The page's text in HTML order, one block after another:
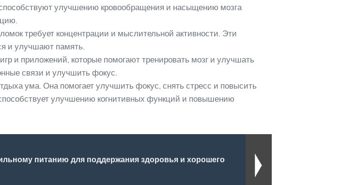
улучшению кровообращения и насыщению мозга
требует концентрации и мыслительной активности. Эти
и улучшают память.
и приложений, которые помогают тренировать мозг и улучшать
связи и улучшить фокус.
ума. Она помогает улучшить фокус, снять стресс и повысить
улучшению когнитивных функций и повышению
питанию для поддержания здоровья и хорошего